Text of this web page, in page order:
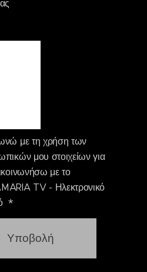
με τη χρήση των
μου στοιχείων για
με το
TV - Ηλεκτρονικό
Υποβολή